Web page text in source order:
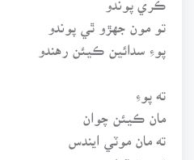
تو مون جهڙو ٿي پوندو
پوءِ سدائين ڪيئن رهندو
مان ڪيئن چوان
ته مان موٽي ايندس